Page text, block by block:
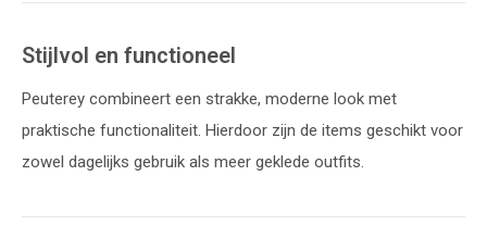
Stijlvol en functioneel
Peuterey combineert een strakke, moderne look met
praktische functionaliteit. Hierdoor zijn de items geschikt voor
zowel dagelijks gebruik als meer geklede outfits.